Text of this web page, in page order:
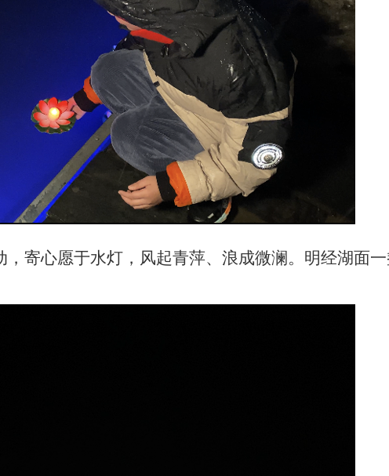
寄心愿于水灯，风起青萍、浪成微澜。明经湖面